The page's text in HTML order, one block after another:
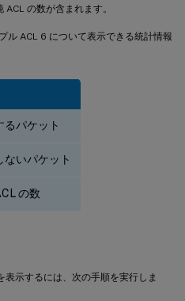
の数が含まれます。
ル ACL 6 について表示できる統計情報
るパケット
ないパケット
の数
表示するには、次の手順を実行しま